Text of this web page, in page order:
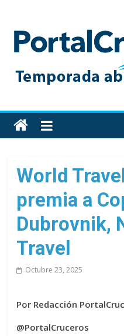
content
Toda
la
de
cruceros
en
un
solo
sitio
World
premia a
Dubrovnik,
Travel
Octubre 23, 2025
Por Redacción
@PortalCruceros